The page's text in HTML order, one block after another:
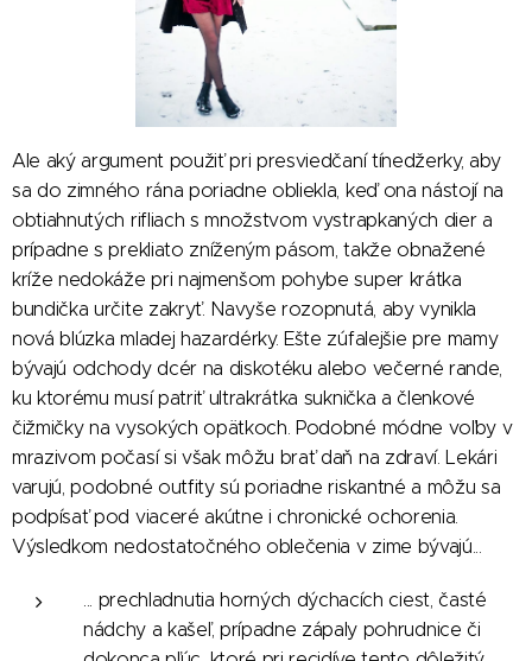
Ale aký argument použiť pri presviedčaní tínedžerky, aby
sa do zimného rána poriadne obliekla, keď ona nástojí na
obtiahnutých rifliach s množstvom vystrapkaných dier a
prípadne s prekliato zníženým pásom, takže obnažené
kríže nedokáže pri najmenšom pohybe super krátka
bundička určite zakryť. Navyše rozopnutá, aby vynikla
nová blúzka mladej hazardérky. Ešte zúfalejšie pre mamy
bývajú odchody dcér na diskotéku alebo večerné rande,
ku ktorému musí patriť ultrakrátka suknička a členkové
čižmičky na vysokých opätkoch. Podobné módne voľby v
mrazivom počasí si však môžu brať daň na zdraví. Lekári
varujú, podobné outfity sú poriadne riskantné a môžu sa
podpísať pod viaceré akútne i chronické ochorenia.
Výsledkom nedostatočného oblečenia v zime bývajú...
... prechladnutia horných dýchacích ciest, časté
nádchy a kašeľ, prípadne zápaly pohrudnice či